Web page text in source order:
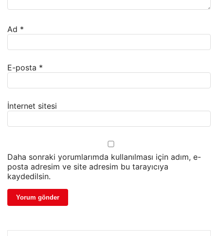
Ad *
E-posta *
İnternet sitesi
Daha sonraki yorumlarımda kullanılması için adım, e-
posta adresim ve site adresim bu tarayıcıya
kaydedilsin.